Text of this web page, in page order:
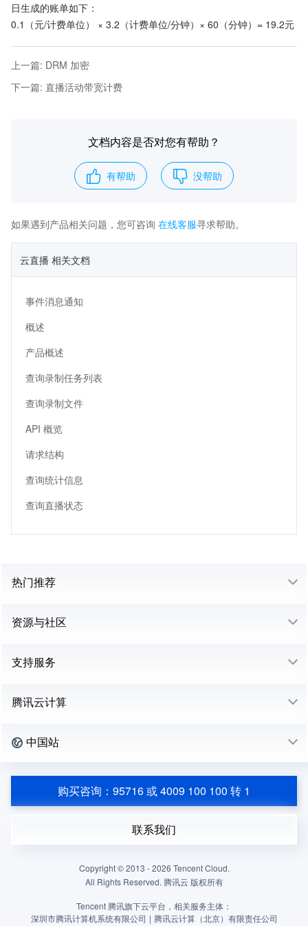
日生成的账单如下：
0.1（元/计费单位） × 3.2（计费单位/分钟）× 60（分钟）= 19.2元
上一篇: DRM 加密
下一篇: 直播活动带宽计费
文档内容是否对您有帮助？
有帮助 没帮助
如果遇到产品相关问题，您可咨询 在线客服寻求帮助。
云直播 相关文档
事件消息通知
概述
产品概述
查询录制任务列表
查询录制文件
API 概览
请求结构
查询统计信息
查询直播状态
热门推荐
资源与社区
支持服务
腾讯云计算
中国站
购买咨询：95716 或 4009 100 100 转 1
联系我们
Copyright © 2013 -2026 Tencent Cloud.
All Rights Reserved. 腾讯云 版权所有
Tencent 腾讯旗下云平台，相关服务主体：
深圳市腾讯计算机系统有限公司 | 腾讯云计算（北京）有限责任公司